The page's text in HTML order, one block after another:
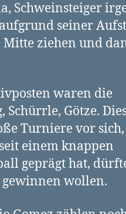
Schweinsteiger
seiner
ziehen und
waren die
Schürrle, Götze.
Turniere vor
einem knappen
geprägt hat,
gewinnen wollen.